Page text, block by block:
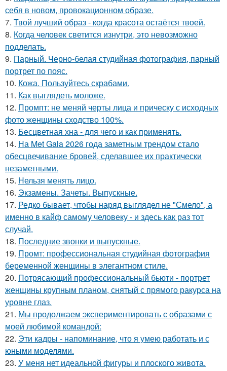
себя в новом, провокационном образе.
7. Твой лучший образ - когда красота остаётся твоей.
8. Когда человек светится изнутри, это невозможно
подделать.
9. Парный. Черно-белая студийная фотография, парный
портрет по пояс.
10. Кожа. Пользуйтесь скрабами.
11. Как выглядеть моложе.
12. Промпт: не меняй черты лица и прическу с исходных
фото женщины сходство 100%.
13. Бесцветная хна - для чего и как применять.
14. На Met Gala 2026 года заметным трендом стало
обесцвечивание бровей, сделавшее их практически
незаметными.
15. Нельзя менять лицо.
16. Экзамены. Зачеты. Выпускные.
17. Редко бывает, чтобы наряд выглядел не "Смело", а
именно в кайф самому человеку - и здесь как раз тот
случай.
18. Последние звонки и выпускные.
19. Промт: профессиональная студийная фотография
беременной женщины в элегантном стиле.
20. Потрясающий профессиональный бьюти - портрет
женщины крупным планом, снятый с прямого ракурса на
уровне глаз.
21. Мы продолжаем экспериментировать с образами с
моей любимой командой:
22. Эти кадры - напоминание, что я умею работать и с
юными моделями.
23. У меня нет идеальной фигуры и плоского живота.